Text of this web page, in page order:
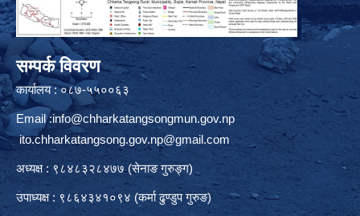
सम्पर्क विवरण
कार्यालय : ०८७-५५००६३
Email :info@chharkatangsongmun.gov.np
ito.chharkatangsong.gov.np@gmail.com
अध्यक्ष : ९८४८३२८४७७ (सेनाङ गुरुङ्ग)
उपाध्यक्ष : ९८६४३४१०९४ (कर्मा ढुण्डुप गुरुङ)